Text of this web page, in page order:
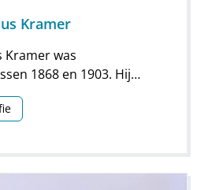
Kramer
Kramer was
1868 en 1903. Hij
Groningen, maar hij
neer in Drenthe. Vooral